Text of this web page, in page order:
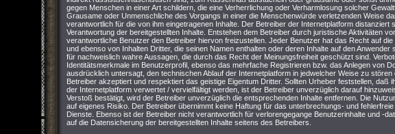
gegen Menschen in einer Art schildern, die eine Verherrlichung oder Verharmlosung solcher
Grausame oder Unmenschliche des Vorgangs in einer die Menschenwürde verletzenden Weise
verantwortlich für die von ihm eingetragenen Inhalte. Der Betreiber der Internetplatform distanziert
Verantwortung der bereitgestellten Inhalte. Entstehen dem Betreiber durch juristische Aktivitäten
verantwortliche Benutzer den Betreiber hiervon freizustellen. Jeder Benutzer hat das Recht auf
und ebenso von Inhalten Dritter, die seinen Namen enthalten oder deren Inhalte auf den
für nachweislich wahre Aussagen, die durch das Recht der Meinungsfreiheit geschützt sind.
Identitätsmerkmale im Benutzerprofil, ebenso das mehrfache Registrieren bzw. das Anlegen von
ausdrücklich untersagt, den technischen Ablauf der Internetplatform in jedwelcher Weise zu
Betreiber akzeptiert und respektiert das geistige Eigentum Dritter. Sollten Urheber feststellen, daß
der Internetplatform verwertet / vervielfältigt werden, ist der Betreiber unverzüglich darauf
Verstoß bestätigt, wird der Betreiber unverzüglich die entsprechenden Inhalte entfernen. Die
auf eigenes Risiko. Der Betreiber übernimmt keine Haftung für das unterbrechungs- und
Dienste. Ebenso ist der Betreiber nicht verantwortlich für verlorengegange Benutzerinhalte und -
auf die Datensicherung der bereitgestellten Inhalte seitens des Betreibers.